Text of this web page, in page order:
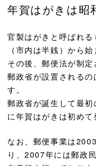
年賀はがきは昭
官製はがきと呼ばれ
（市内は半銭）から始
その後、郵便法が制定
郵政省が設置される
す。
郵政省が誕生して最
に年賀はがきは初めて
なお、郵便事業は
り、2007年には郵政